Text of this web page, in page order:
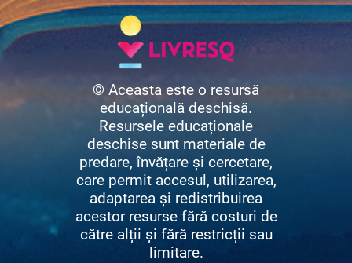
© Aceasta este o resursă
educațională deschisă.
Resursele educaționale
deschise sunt materiale de
predare, învățare și cercetare,
care permit accesul, utilizarea,
adaptarea și redistribuirea
acestor resurse fără costuri de
către alții și fără restricții sau
limitare.